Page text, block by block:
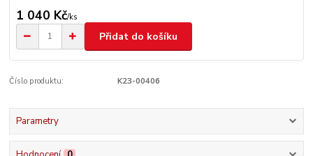
1 040 Kč/ks
Přidat do košíku
Číslo produktu: K23-00406
Parametry